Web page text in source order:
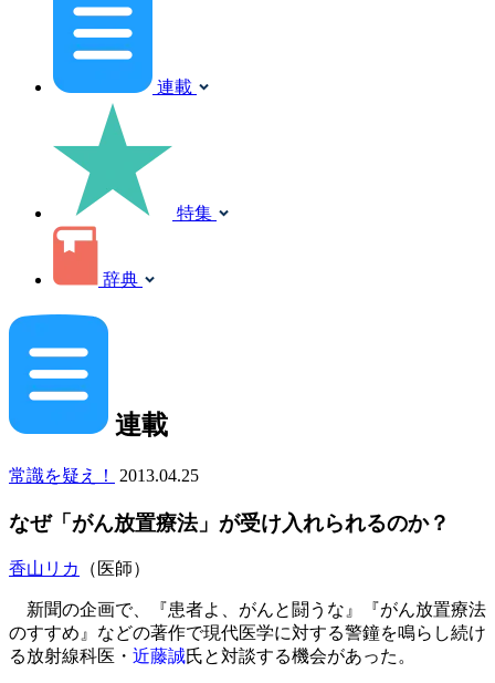
連載
特集
辞典
連載
常識を疑え！ 2013.04.25
なぜ「がん放置療法」が受け入れられるのか？
香山リカ （医師）
新聞の企画で、『患者よ、がんと闘うな』『がん放置療法
のすすめ』などの著作で現代医学に対する警鐘を鳴らし続け
る放射線科医・ 近藤誠氏と対談する機会があった。